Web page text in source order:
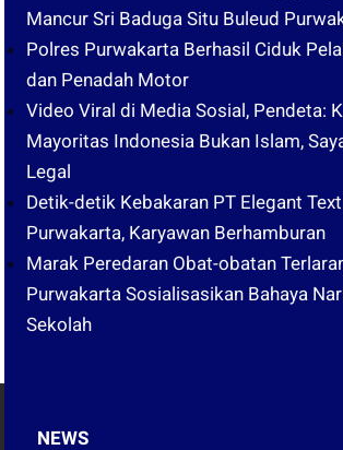
Mancur Sri Baduga Situ Buleud
Polres Purwakarta Berhasil Ciduk
dan Penadah Motor
Video Viral di Media Sosial, Pendeta:
Mayoritas Indonesia Bukan Islam,
Legal
Detik-detik Kebakaran PT Elegant
Purwakarta, Karyawan Berhamburan
Marak Peredaran Obat-obatan
Purwakarta Sosialisasikan Bahaya
Sekolah
NEWS